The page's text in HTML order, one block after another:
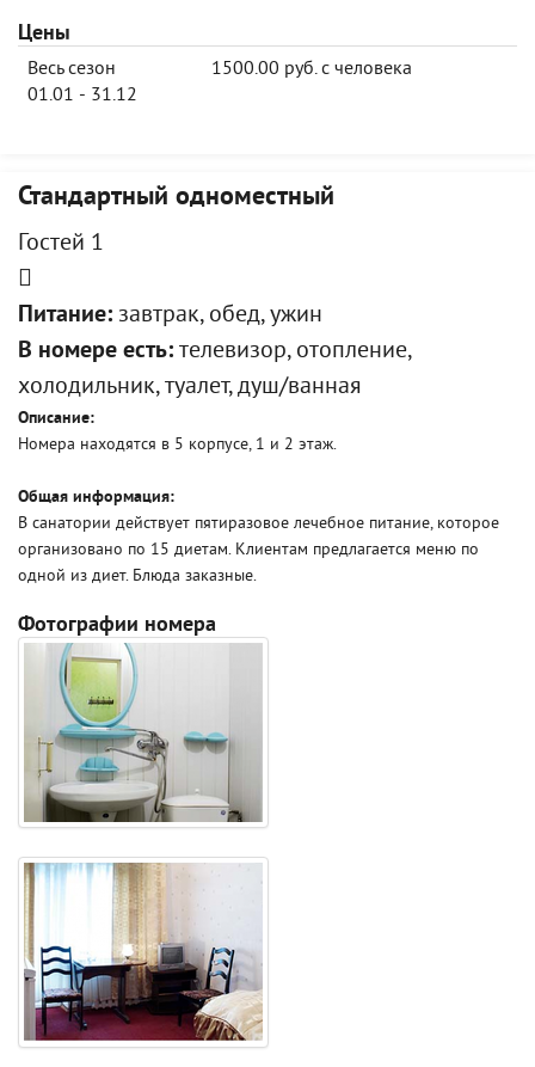
Цены
Весь сезон
01.01 - 31.12
1500.00 руб. с человека
Стандартный одноместный
Гостей 1
Питание: завтрак, обед, ужин
В номере есть: телевизор, отопление,
холодильник, туалет, душ/ванная
Описание:
Номера находятся в 5 корпусе, 1 и 2 этаж.
Общая информация:
В санатории действует пятиразовое лечебное питание, которое
организовано по 15 диетам. Клиентам предлагается меню по
одной из диет. Блюда заказные.
Фотографии номера